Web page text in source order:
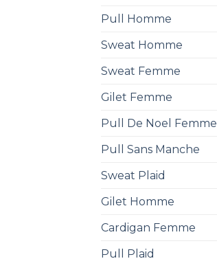
Pull Homme
Sweat Homme
Sweat Femme
Gilet Femme
Pull De Noel Femme
Pull Sans Manche
Sweat Plaid
Gilet Homme
Cardigan Femme
Pull Plaid